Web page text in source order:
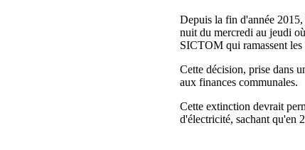
Depuis la fin d'année
nuit du mercredi au jeudi
SICTOM qui ramassent les
Cette décision, prise dans
aux finances communales.
Cette extinction devrait
d'électricité, sachant qu'en